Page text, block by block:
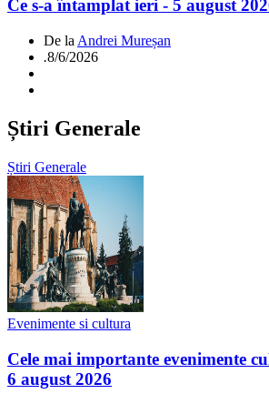
Ce s-a întamplat ieri - 5 august
De la Andrei Mureșan
.8/6/2026
Știri Generale
Știri Generale
Evenimente si cultura
Cele mai importante evenimente
6 august 2026